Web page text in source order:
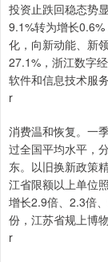
投资止跌回稳态势
9.1%转为增长
化，向新动能、新
27.1%，浙江数字
软件和信息技术服
r
消费温和恢复。一
过全国平均水平，
东。以旧换新政策
江省限额以上单位
增长2.9倍、2.3倍
份，江苏省规上博
r